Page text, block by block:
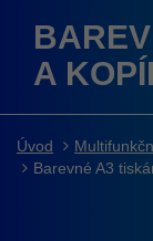
A
Úvod
Barevné A3